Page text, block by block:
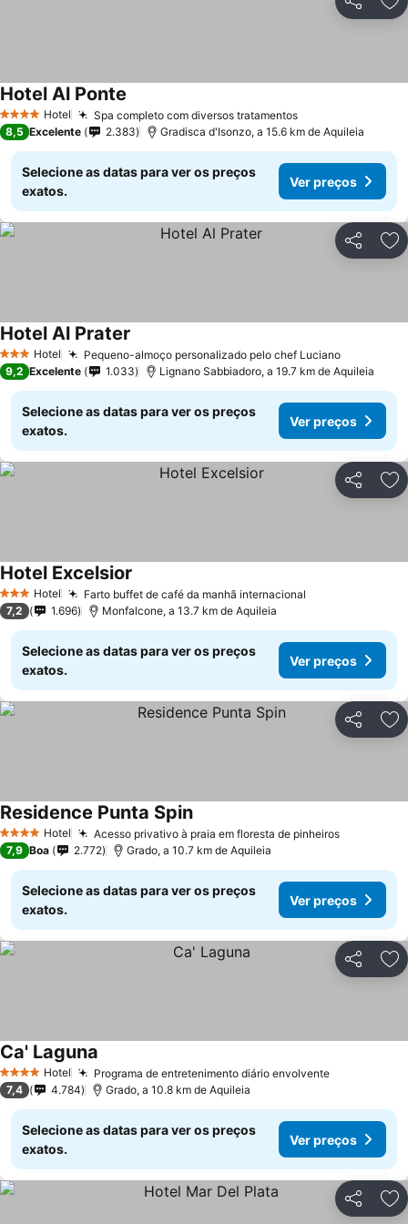
Partilhar
4 EstrelasHotel Spa completo com diversos tratamentos
Hotel Al Ponte
8,5 Excelente 2.383 Gradisca d'Isonzo, a 15.6 km de Aquileia
Selecione as datas para ver os preços
exatos.
Ver preços
Partilhar
3 EstrelasHotel Pequeno-almoço personalizado pelo chef Luciano
Hotel Al Prater
9,2 Excelente 1.033 Lignano Sabbiadoro, a 19.7 km de Aquileia
Selecione as datas para ver os preços
exatos.
Ver preços
Partilhar
3 EstrelasHotel Farto buffet de café da manhã internacional
Hotel Excelsior
7,2 1.696 Monfalcone, a 13.7 km de Aquileia
Selecione as datas para ver os preços
exatos.
Ver preços
Partilhar
4 EstrelasHotel Acesso privativo à praia em floresta de pinheiros
Residence Punta Spin
7,9 Boa 2.772 Grado, a 10.7 km de Aquileia
Selecione as datas para ver os preços
exatos.
Ver preços
Partilhar
4 EstrelasHotel Programa de entretenimento diário envolvente
Ca' Laguna
7,4 4.784 Grado, a 10.8 km de Aquileia
Selecione as datas para ver os preços
exatos.
Ver preços
Partilhar